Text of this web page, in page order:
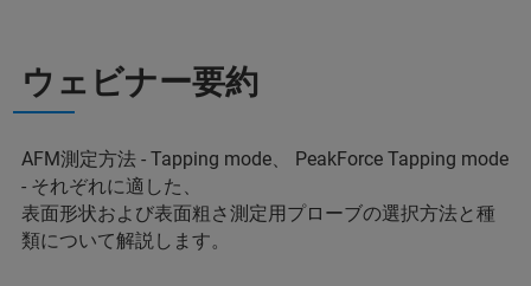
ウェビナー要約
AFM測定方法 - Tapping mode、 PeakForce Tapping mode
- それぞれに適した、
表面形状および表面粗さ測定用プローブの選択方法と種
類について解説します。